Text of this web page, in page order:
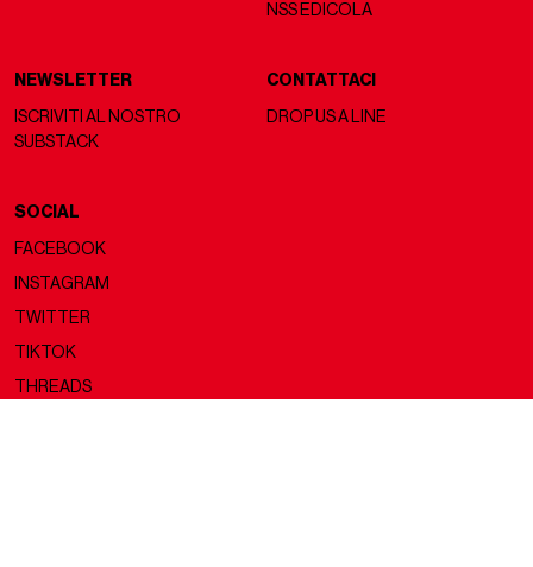
NSS EDICOLA
NEWSLETTER
ISCRIVITI AL NOSTRO
SUBSTACK
CONTATTACI
DROP US A LINE
SOCIAL
FACEBOOK
INSTAGRAM
TWITTER
TIKTOK
THREADS